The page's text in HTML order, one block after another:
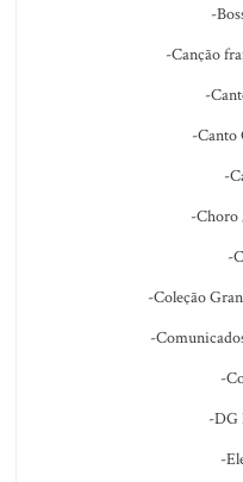
-
-Canção
-
-Canto
-
-
-
-Coleção
-
-
-DG
-